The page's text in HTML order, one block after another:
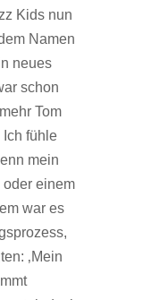
Kids nun
Namen
neues
schon
Tom
fühle
mein
oder einem
war es
‚Mein